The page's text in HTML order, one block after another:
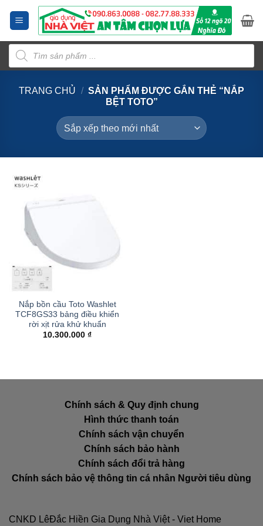
dung
Tìm
kiếm
sản
phẩm
TRANG CHỦ / SẢN PHẨM ĐƯỢC GẮN THẺ “NẮP
BỆT TOTO”
Nắp bồn cầu Toto Washlet
TCF8GS33 bảng điều khiển
rời xịt rửa khử khuẩn
10.300.000 ₫
Chính sách & Quy định chung
Hình thức thanh toán
Chính sách vận chuyển
Chính sách bảo hành
Chính sách đổi trả hàng
Chính sách bảo vệ thông tin cá nhân Người tiêu dùng
CNKD LêĐắc Hiền Gia Dụng Nhà Việt - Viet Home